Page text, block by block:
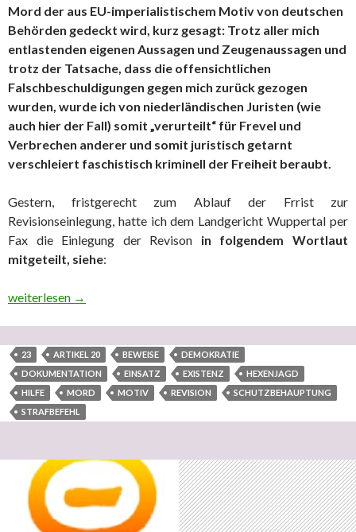
Mord der aus EU-imperialistischem Motiv von deutschen
Behörden gedeckt wird, kurz gesagt: Trotz aller mich
entlastenden eigenen Aussagen und Zeugenaussagen und
trotz der Tatsache, dass die offensichtlichen
Falschbeschuldigungen gegen mich zurück gezogen
wurden, wurde ich von niederländischen Juristen (wie
auch hier der Fall) somit „verurteilt“ für Frevel und
Verbrechen anderer und somit juristisch getarnt
verschleiert faschistisch kriminell der Freiheit beraubt.
Gestern, fristgerecht zum Ablauf der Frrist zur
Revisionseinlegung, hatte ich dem Landgericht Wuppertal per
Fax die Einlegung der Revison in folgendem Wortlaut
mitgeteilt, siehe:
Gesondert darauf aufmerksam machend: 02. März 18 –
weiterlesen →
23 ARTIKEL 20 BEWEISE
DEMOKRATIE
DOKUMENTATION
EINSATZ EXISTENZ
HEXENJAGD
HILFE
MORD MOTIV REVISION
SCHUTZBEHAUPTUNG
STRAFBEFEHL